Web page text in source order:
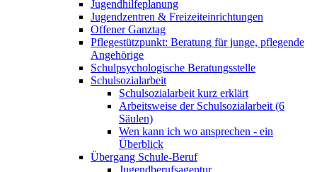
Jugendhilfeplanung
Jugendzentren & Freizeiteinrichtungen
Offener Ganztag
Pflegestützpunkt: Beratung für junge, pflegende
Angehörige
Schulpsychologische Beratungsstelle
Schulsozialarbeit
Schulsozialarbeit kurz erklärt
Arbeitsweise der Schulsozialarbeit (6
Säulen)
Wen kann ich wo ansprechen - ein
Überblick
Übergang Schule-Beruf
Jugendberufsagentur